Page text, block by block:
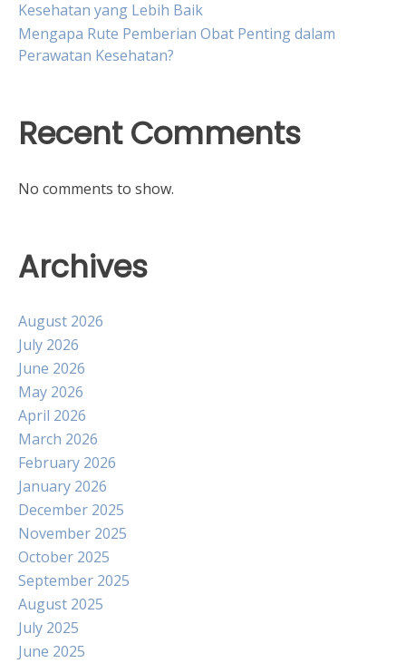
Kesehatan yang Lebih Baik
Mengapa Rute Pemberian Obat Penting dalam
Perawatan Kesehatan?
Recent Comments
No comments to show.
Archives
August 2026
July 2026
June 2026
May 2026
April 2026
March 2026
February 2026
January 2026
December 2025
November 2025
October 2025
September 2025
August 2025
July 2025
June 2025